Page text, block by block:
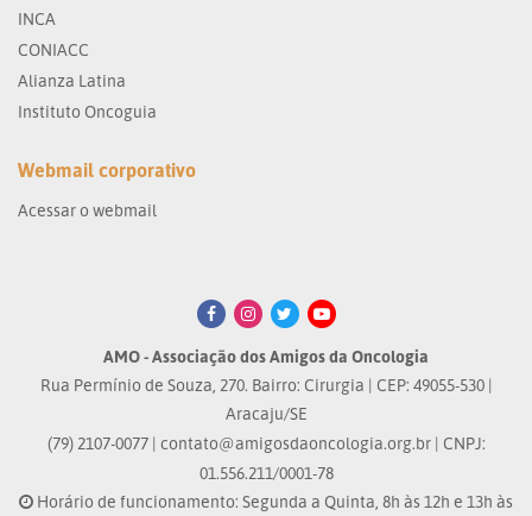
INCA
CONIACC
Alianza Latina
Instituto Oncoguia
Webmail corporativo
Acessar o webmail
AMO - Associação dos Amigos da Oncologia
Rua Permínio de Souza, 270. Bairro: Cirurgia | CEP: 49055-530 |
Aracaju/SE
(79) 2107-0077 | contato@amigosdaoncologia.org.br| CNPJ:
01.556.211/0001-78
Horário de funcionamento: Segunda a Quinta, 8h às 12h e 13h às